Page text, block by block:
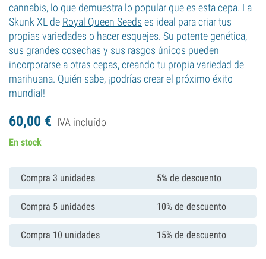
cannabis, lo que demuestra lo popular que es esta cepa. La
Skunk XL de Royal Queen Seeds es ideal para criar tus
propias variedades o hacer esquejes. Su potente genética,
sus grandes cosechas y sus rasgos únicos pueden
incorporarse a otras cepas, creando tu propia variedad de
marihuana. Quién sabe, ¡podrías crear el próximo éxito
mundial!
60,00 € IVA incluído
En stock
Compra 3 unidades 5% de descuento
Compra 5 unidades 10% de descuento
Compra 10 unidades 15% de descuento